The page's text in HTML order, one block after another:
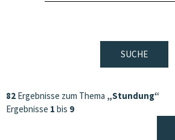
SUCHE
82 Ergebnisse zum Thema „Stundung“
Ergebnisse 1 bis 9